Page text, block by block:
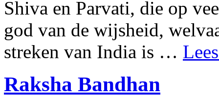
Shiva en Parvati, die op
god van de wijsheid,
streken van India is …
Raksha Bandhan